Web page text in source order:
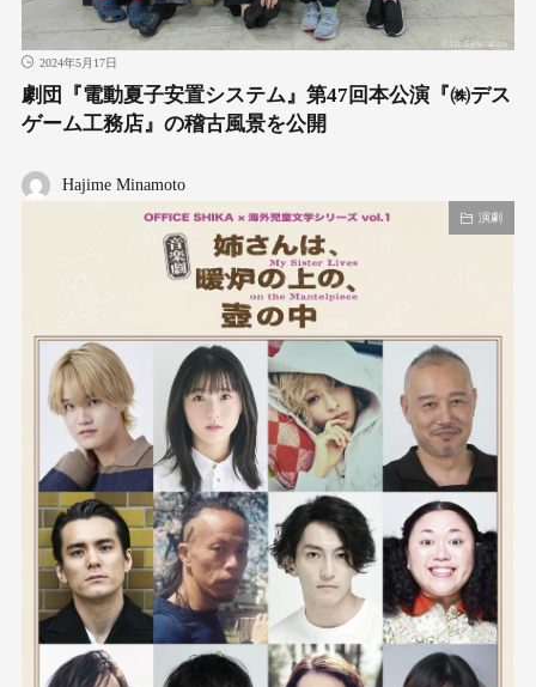
2024年5月17日
劇団『電動夏子安置システム』第47回本公演『㈱デス
ゲーム工務店』の稽古風景を公開
Hajime Minamoto
演劇